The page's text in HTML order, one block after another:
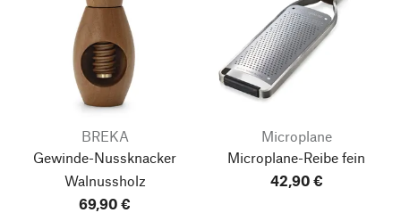
BREKA
Gewinde-Nussknacker
Walnussholz
69,90 €
Microplane
Microplane-Reibe fein
42,90 €